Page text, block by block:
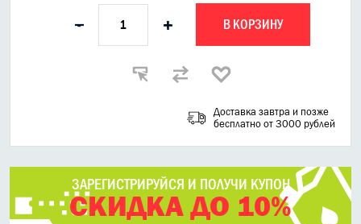
- + В КОРЗИНУ
Доставка завтра и позже
бесплатно от 3000 рублей
ЗАРЕГИСТРИРУЙСЯ И ПОЛУЧИ КУПОН
СКИДКА ДО 10%